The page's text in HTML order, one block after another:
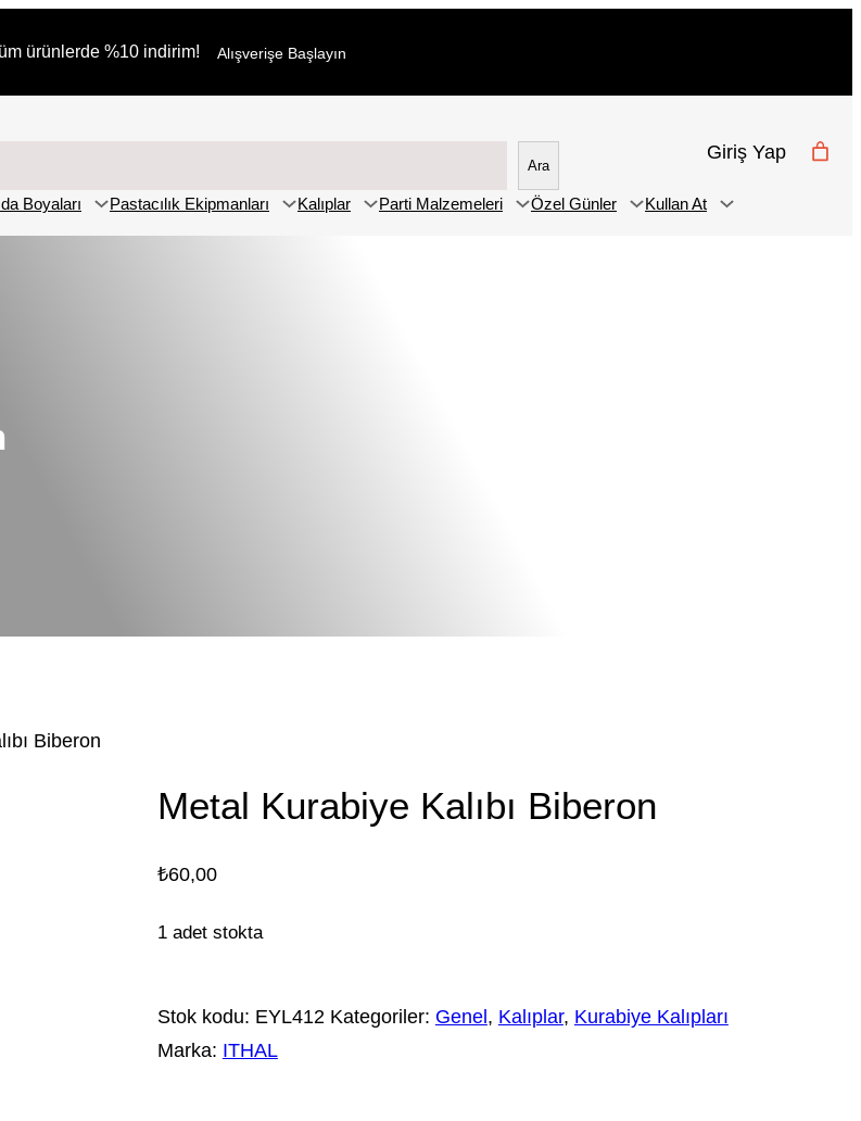
ürünlerde %10 indirim! Alışverişe Başlayın
Ara
Giriş Yap
Boyaları Pastacılık Ekipmanları Kalıplar Parti Malzemeleri Özel Günler Kullan At
Biberon
Metal Kurabiye Kalıbı Biberon
₺60,00
1 adet stokta
Stok kodu: EYL412 Kategoriler: Genel, Kalıplar, Kurabiye Kalıpları
Marka: ITHAL